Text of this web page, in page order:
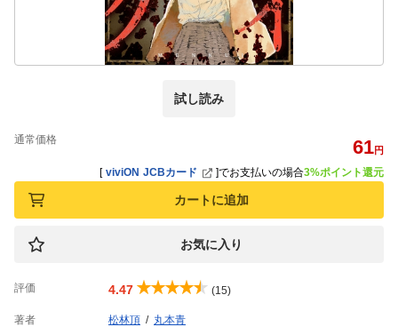
試し読み
通常価格 61円
[ viviON JCBカード ]でお支払いの場合3%ポイント還元
カートに追加
お気に入り
評価 4.47 (15)
著者 松林頂 丸本青